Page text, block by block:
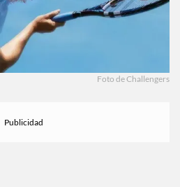
Foto de Challengers